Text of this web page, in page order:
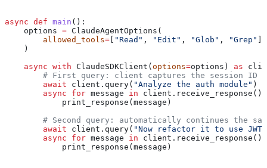
async def main ():
    options
= ClaudeAgentOptions(
        allowed_tools
= [ "Read" , "Edit" , "Glob" , "Grep" ],
    )
    async
with ClaudeSDKClient(options=options) as
# First query: client captures the session ID
        await
client.query( "Analyze the auth module" )
        async
for message in client.receive_response():
            print_response(message)
# Second query: automatically continues the
        await
client.query( "Now refactor it to use JWT"
        async
for message in client.receive_response():
            print_response(message)